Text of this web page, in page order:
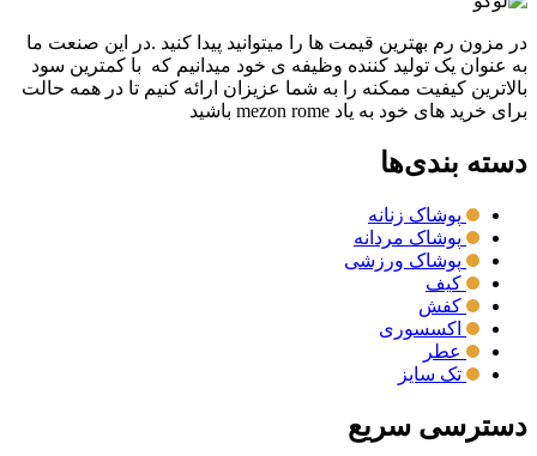
در مزون رم بهترین قیمت ها را میتوانید پیدا کنید .در این صنعت ما
به عنوان یک تولید کننده وظیفه ی خود میدانیم که با کمترین سود
بالاترین کیفیت ممکنه را به شما عزیزان ارائه کنیم تا در همه حالت
برای خرید های خود به یاد mezon rome باشید
دسته بندی‌ها
پوشاک زنانه
پوشاک مردانه
پوشاک ورزشی
کیف
کفش
اکسسوری
عطر
تک سایز
دسترسی سریع